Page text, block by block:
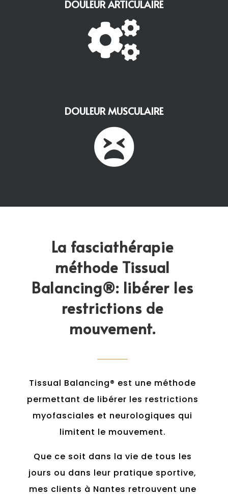
DOULEUR ARTICULAIRE

DOULEUR MUSCULAIRE

La fasciathérapie
méthode Tissual
Balancing®️: libérer les
restrictions de
mouvement.
Tissual Balancing® est une méthode
permettant de libérer les restrictions
myofasciales et neurologiques qui
limitent le mouvement.
Que ce soit dans la vie de tous les
jours ou dans leur pratique sportive,
mes clients à Nantes retrouvent une